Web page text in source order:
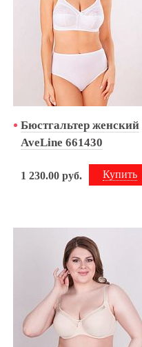
Бюстгальтер женский
AveLine 661430
Купить
1 230.00 руб.